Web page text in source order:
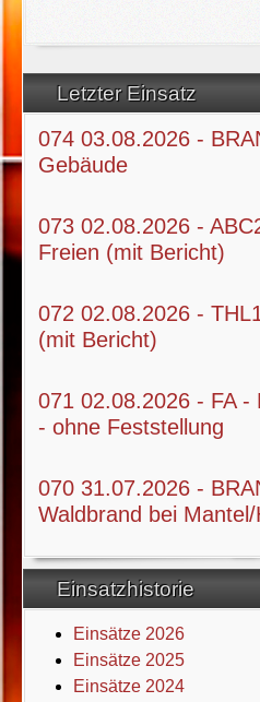
Letzter Einsatz
074 03.08.2026 -
Gebäude
073 02.08.2026 -
Freien (mit Bericht)
072 02.08.2026 -
(mit Bericht)
071 02.08.2026 - FA -
- ohne Feststellung
070 31.07.2026 -
Waldbrand bei
Einsatzhistorie
Einsätze 2026
Einsätze 2025
Einsätze 2024